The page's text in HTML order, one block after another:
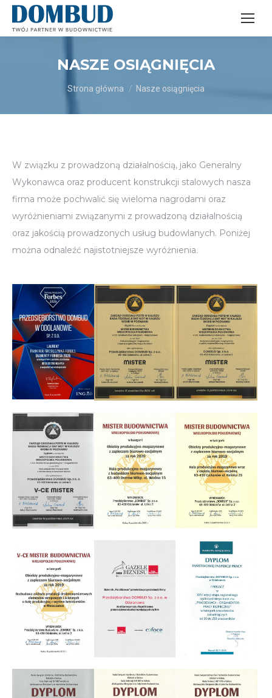
NASZE OSIĄGNIĘCIA
Jesteś tutaj:
Strona główna Nasze osiągnięcia
W związku z prowadzoną działalnością, jako Generalny
Wykonawca oraz producent konstrukcji stalowych nasza
firma może pochwalić się wieloma nagrodami oraz
wyróżnieniami związanymi z prowadzoną działalnością
oraz jakością prowadzonych usług budowlanych. Poniżej
można odnaleźć najistotniejsze wyróżnienia.